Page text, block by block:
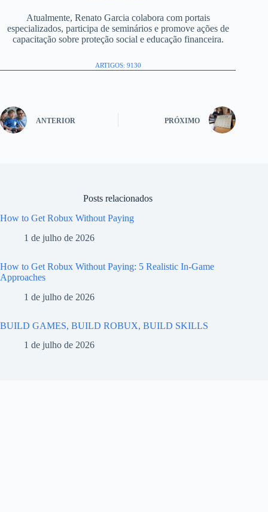
Atualmente, Renato Garcia colabora com portais
especializados, participa de seminários e promove ações de
capacitação sobre proteção social e educação financeira.
ARTIGOS: 9130
ANTERIOR PRÓXIMO
Posts relacionados
How to Get Robux Without Paying
1 de julho de 2026
How to Get Robux Without Paying: 5 Realistic In-Game
Approaches
1 de julho de 2026
BUILD GAMES, BUILD ROBUX, BUILD SKILLS
1 de julho de 2026